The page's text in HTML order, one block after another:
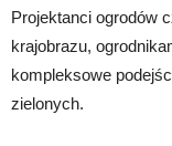
Projektanci ogrodów
krajobrazu,
kompleksowe
zielonych.